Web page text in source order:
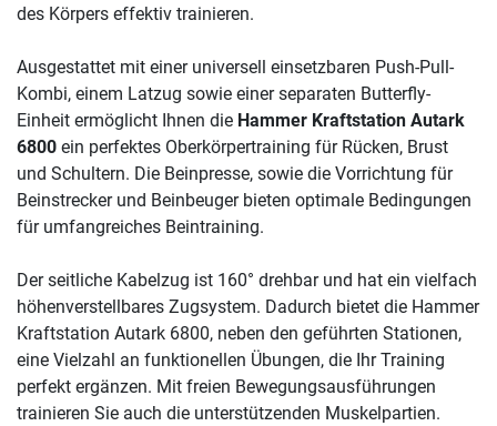
des Körpers effektiv trainieren.
Ausgestattet mit einer universell einsetzbaren Push-Pull-
Kombi, einem Latzug sowie einer separaten Butterfly-
Einheit ermöglicht Ihnen die Hammer Kraftstation Autark
6800 ein perfektes Oberkörpertraining für Rücken, Brust
und Schultern. Die Beinpresse, sowie die Vorrichtung für
Beinstrecker und Beinbeuger bieten optimale Bedingungen
für umfangreiches Beintraining.
Der seitliche Kabelzug ist 160° drehbar und hat ein vielfach
höhenverstellbares Zugsystem. Dadurch bietet die Hammer
Kraftstation Autark 6800, neben den geführten Stationen,
eine Vielzahl an funktionellen Übungen, die Ihr Training
perfekt ergänzen. Mit freien Bewegungsausführungen
trainieren Sie auch die unterstützenden Muskelpartien.